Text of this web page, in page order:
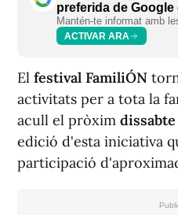
preferida de
Mantén-te informat amb
ACTIVAR ARA
El festival FamiliÓN
activitats per a tota la
acull el pròxim dissabte
edició d'esta iniciativa
participació